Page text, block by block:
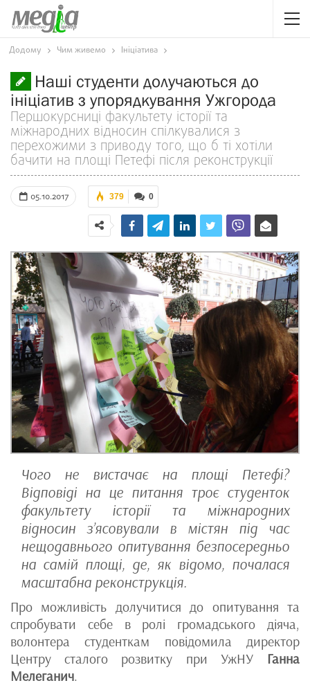
Додому Чим живемо Ініціатива
Наші студенти долучаються до
ініціатив з упорядкування Ужгорода
Першокурсниці факультету історії та
міжнародних відносин спілкувалися з
перехожими з приводу того, що б ті хотіли
бачити на площі Петефі після реконструкції
05.10.2017 0
379
Чого не вистачає на площі Петефі?
Відповіді на це питання троє студенток
факультету історії та міжнародних
відносин з’ясовували в містян під час
нещодавнього опитування безпосередньо
на самій площі, де, як відомо, почалася
масштабна реконструкція.
Про можливість долучитися до опитування та
спробувати себе в ролі громадського діяча,
волонтера студенткам повідомила директор
Центру сталого розвитку при УжНУ Ганна
Мелеганич.